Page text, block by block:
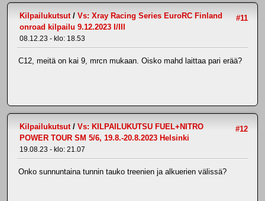
#11
Kilpailukutsut/ Vs: Xray Racing Series EuroRC Finland
onroad kilpailu 9.12.2023 I/III
08.12.23 - klo: 18.53
C12, meitä on kai 9, mrcn mukaan. Oisko mahd laittaa pari erää?
#12
Kilpailukutsut/ Vs: KILPAILUKUTSU FUEL+NITRO
POWER TOUR SM 5/6, 19.8.-20.8.2023 Helsinki
19.08.23 - klo: 21.07
Onko sunnuntaina tunnin tauko treenien ja alkuerien välissä?